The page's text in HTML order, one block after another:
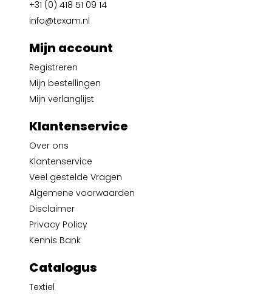
+31 (0) 418 51 09 14
info@texam.nl
Mijn account
Registreren
Mijn bestellingen
Mijn verlanglijst
Klantenservice
Over ons
Klantenservice
Veel gestelde Vragen
Algemene voorwaarden
Disclaimer
Privacy Policy
Kennis Bank
Catalogus
Textiel